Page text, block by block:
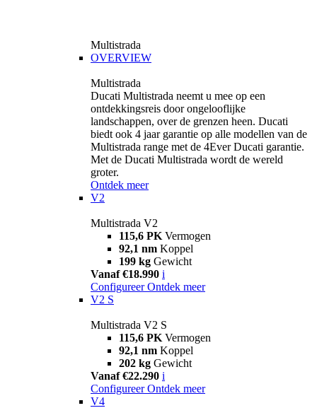
Multistrada
OVERVIEW
Multistrada
Ducati Multistrada neemt u mee op een
ontdekkingsreis door ongelooflijke
landschappen, over de grenzen heen. Ducati
biedt ook 4 jaar garantie op alle modellen van de
Multistrada range met de 4Ever Ducati garantie.
Met de Ducati Multistrada wordt de wereld
groter.
Ontdek meer
V2
Multistrada V2
115,6 PK Vermogen
92,1 nm Koppel
199 kg Gewicht
Vanaf €18.990 i
Configureer Ontdek meer
V2 S
Multistrada V2 S
115,6 PK Vermogen
92,1 nm Koppel
202 kg Gewicht
Vanaf €22.290 i
Configureer Ontdek meer
V4